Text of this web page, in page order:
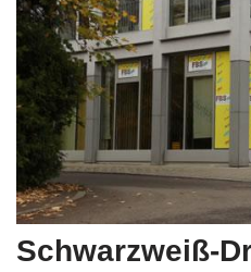
Schwarzweiß-